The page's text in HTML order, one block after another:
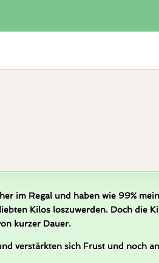
im Regal und haben wie 99%
Kilos loszuwerden. Doch die
kurzer Dauer.
verstärkten sich Frust und noch